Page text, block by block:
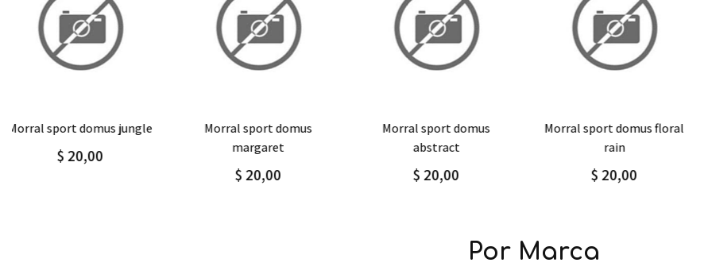
Agregar Detalle
morral sport domus
margaret
Agregar Detalle
morral sport domus
abstract
$ 20,00
Agregar Detalle
morral sport domus floral
rain
$ 20,00
Agregar Detalle
mochila / morral grande
classic
$ 38,00
Por Marca